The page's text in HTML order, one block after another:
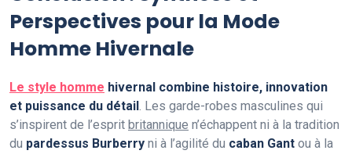
Perspectives pour la Mode
Homme Hivernale
Le style homme hivernal combine histoire, innovation
et puissance du détail . Les garde-robes masculines qui
s’inspirent de l’esprit britannique n’échappent ni à la tradition
du pardessus Burberry ni à l’agilité du caban Gant ou à la